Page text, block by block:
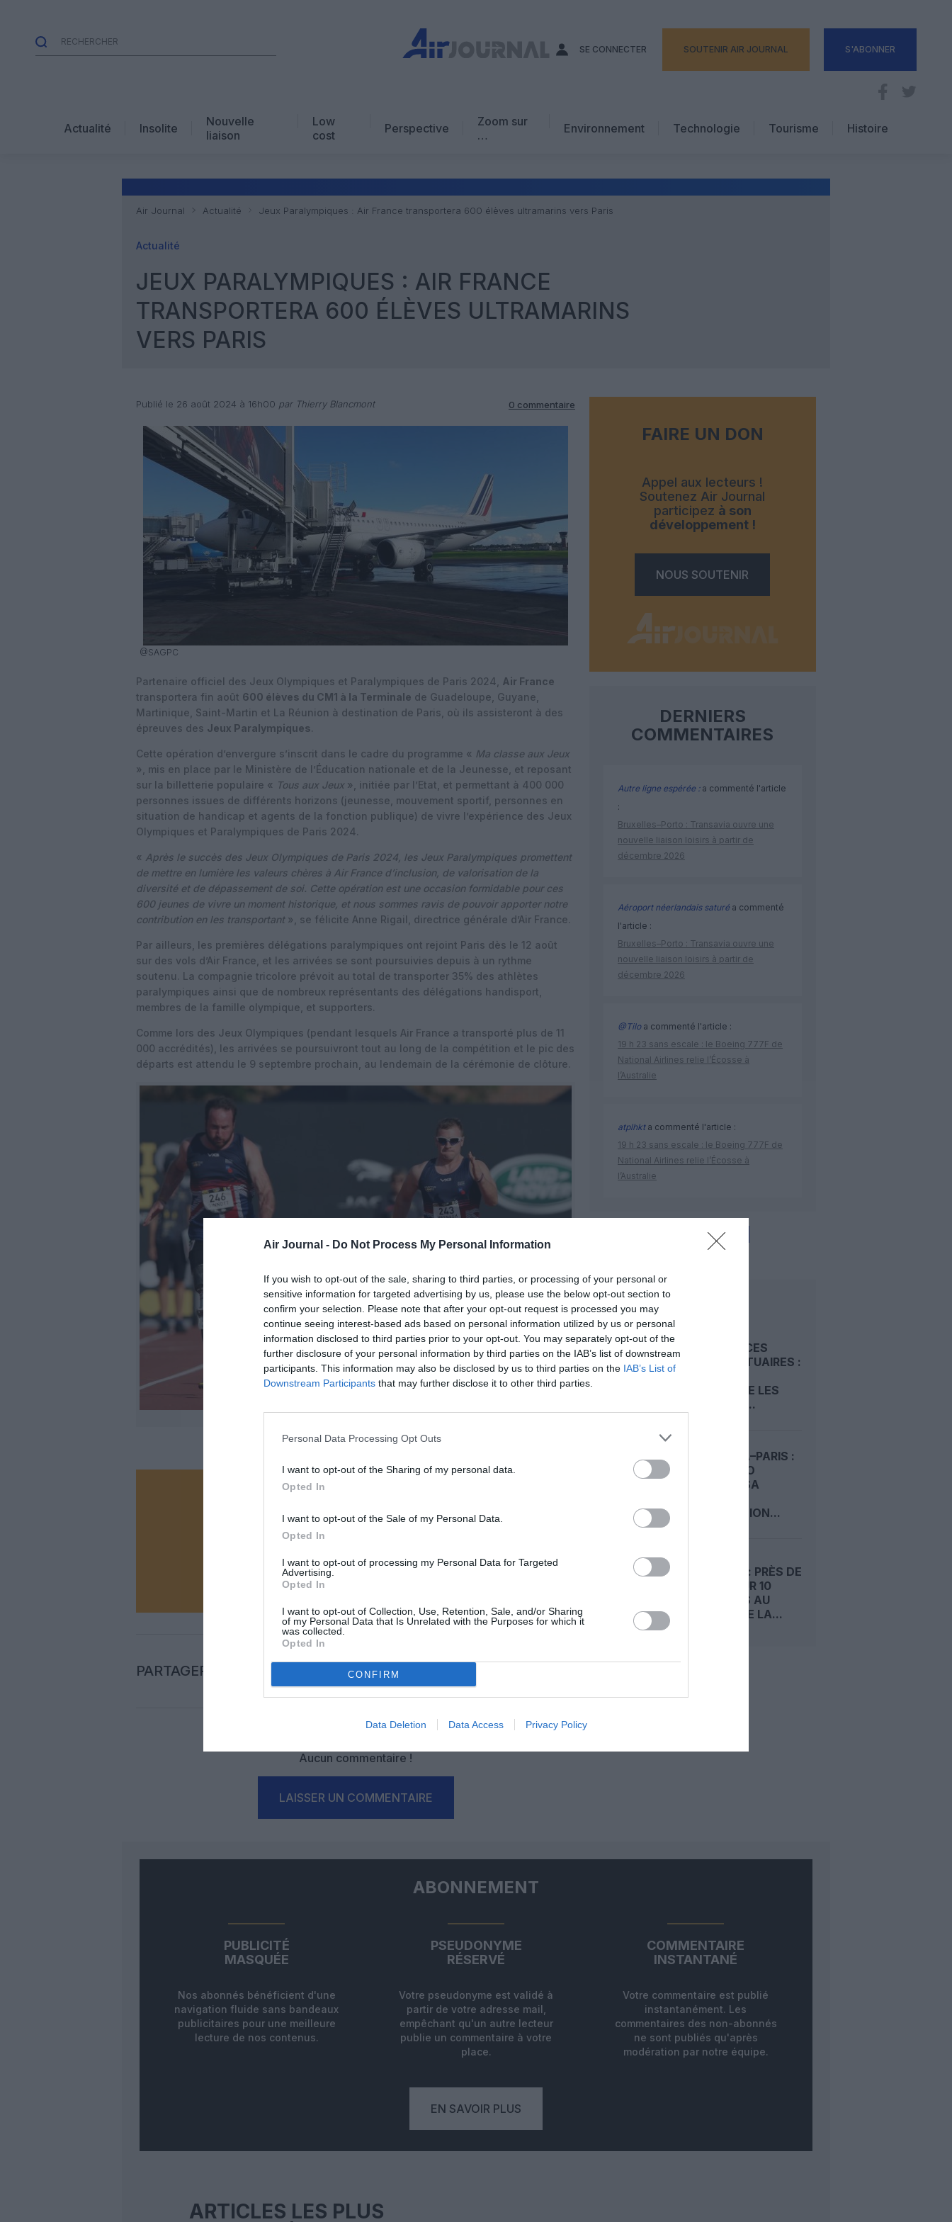
Air Journal - Do Not Process My Personal Information
If you wish to opt-out of the sale, sharing to third parties, or processing of your personal or
sensitive information for targeted advertising by us, please use the below opt-out section to
confirm your selection. Please note that after your opt-out request is processed you may
continue seeing interest-based ads based on personal information utilized by us or personal
information disclosed to third parties prior to your opt-out. You may separately opt-out of the
further disclosure of your personal information by third parties on the IAB’s list of downstream
participants. This information may also be disclosed by us to third parties on the IAB’s List of
Downstream Participants that may further disclose it to other third parties.
Personal Data Processing Opt Outs
I want to opt-out of the Sharing of my personal data.
Opted In
I want to opt-out of the Sale of my Personal Data.
Opted In
I want to opt-out of processing my Personal Data for Targeted
Advertising.
Opted In
I want to opt-out of Collection, Use, Retention, Sale, and/or Sharing
of my Personal Data that Is Unrelated with the Purposes for which it
was collected.
Opted In
CONFIRM
Data Deletion Data Access Privacy Policy
SE CONNECTER SOUTENIR AIR JOURNAL S'ABONNER
Actualité Insolite
Nouvelle
liaison
Low
cost
Perspective
Zoom sur
…
Avis d’expert
Environnement Technologie
Tourisme
Hôtellerie
Histoire
Air Journal Actualité Jeux Paralympiques : Air France transportera 600 élèves ultramarins vers Paris
Actualité
JEUX PARALYMPIQUES : AIR FRANCE
TRANSPORTERA 600 ÉLÈVES ULTRAMARINS
VERS PARIS
Publié le 26 août 2024 à 16h00 par Thierry Blancmont 0 commentaire
@SAGPC
Partenaire officiel des Jeux Olympiques et Paralympiques de Paris 2024,
Air France
transportera fin août 600 élèves du CM1 à la Terminale de Guadeloupe, Guyane,
Martinique, Saint-Martin et La Réunion à destination de Paris, où ils assisteront à des
épreuves des Jeux Paralympiques.
Cette opération d’envergure s’inscrit dans le cadre du programme « Ma classe aux Jeux
», mis en place par le Ministère de l’Éducation nationale et de la Jeunesse, et reposant
sur la billetterie populaire « Tous aux Jeux », initiée par l’Etat, et permettant à 400 000
personnes issues de différents horizons (jeunesse, mouvement sportif, personnes en
situation de handicap et agents de la fonction publique) de vivre l’expérience des Jeux
Olympiques et Paralympiques de Paris 2024.
« Après le succès des Jeux Olympiques de Paris 2024, les Jeux Paralympiques promettent
de mettre en lumière les valeurs chères à Air France d’inclusion, de valorisation de la
diversité et de dépassement de soi. Cette opération est une occasion formidable pour ces
600 jeunes de vivre un moment historique, et nous sommes ravis de pouvoir apporter notre
contribution en les transportant », se félicite Anne Rigail, directrice générale d’Air France.
Par ailleurs, les premières délégations paralympiques ont rejoint Paris dès le 12 août
sur des vols d’Air France, et les arrivées se sont poursuivies depuis à un rythme
soutenu. La compagnie tricolore prévoit au total de transporter 35% des athlètes
paralympiques ainsi que de nombreux représentants des délégations handisport,
membres de la famille olympique, et supporters.
Comme lors des Jeux Olympiques (pendant lesquels Air France a transporté plus de 11
000 accrédités), les arrivées se poursuivront tout au long de la compétition et le pic des
départs est attendu le 9 septembre prochain, au lendemain de la cérémonie de clôture.
@Invictus Games
Soutenez-nous, faites un don !
NOUS SOUTENIR
PARTAGER L'ARTICLE
FacebookTwitterPinterestLinkedInEmail Print
Aucun commentaire !
LAISSER UN COMMENTAIRE
FAIRE UN DON
Appel aux lecteurs !
Soutenez Air Journal
participez à son
développement !
NOUS SOUTENIR
DERNIERS
COMMENTAIRES
Autre ligne espérée :a commenté l'article
:
Bruxelles–Porto : Transavia ouvre une
nouvelle liaison loisirs à partir de
décembre 2026
Aéroport néerlandais saturéa commenté
l'article :
Bruxelles–Porto : Transavia ouvre une
nouvelle liaison loisirs à partir de
décembre 2026
@Tiloa commenté l'article :
19 h 23 sans escale : le Boeing 777F de
National Airlines relie l’Écosse à
l’Australie
atplhkta commenté l'article :
19 h 23 sans escale : le Boeing 777F de
National Airlines relie l’Écosse à
l’Australie
Jeux Paralympiques
LIRE AUSSI
REDEVANCES
AÉROPORTUAIRES :
CONTESTE LES
HAUSSES...
KINSHASA–PARIS :
AIR CONGO
PRÉPARE SA
DESTINATION...
ÉTÉ 2026 : PRÈS DE
4 VOLS SUR 10
RETARDÉS AU
DÉPART DE LA...
ABONNEMENT
PUBLICITÉ
MASQUÉE
Nos abonnés bénéficient d'une
navigation fluide sans bandeaux
publicitaires pour une meilleure
lecture de nos contenus.
PSEUDONYME
RÉSERVÉ
Votre pseudonyme est validé à
partir de votre adresse mail,
empêchant qu'un autre lecteur
publie un commentaire à votre
place.
COMMENTAIRE
INSTANTANÉ
Votre commentaire est publié
instantanément. Les
commentaires des non-abonnés
ne sont publiés qu'après
modération par notre équipe.
EN SAVOIR PLUS
ARTICLES LES PLUS